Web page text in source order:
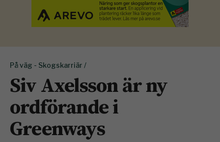
På väg - Skogskarriär /
Siv Axelsson är ny
ordförande i
Greenways